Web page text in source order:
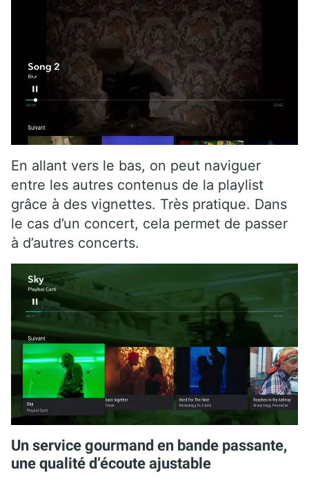
En allant vers le bas, on peut naviguer
entre les autres contenus de la playlist
grâce à des vignettes. Très pratique. Dans
le cas d’un concert, cela permet de passer
à d’autres concerts.
Un service gourmand en bande passante,
une qualité d’écoute ajustable